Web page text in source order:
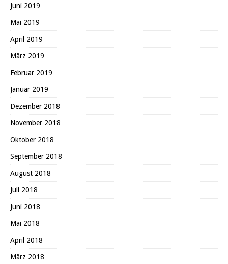
Juni 2019
Mai 2019
April 2019
März 2019
Februar 2019
Januar 2019
Dezember 2018
November 2018
Oktober 2018
September 2018
August 2018
Juli 2018
Juni 2018
Mai 2018
April 2018
März 2018